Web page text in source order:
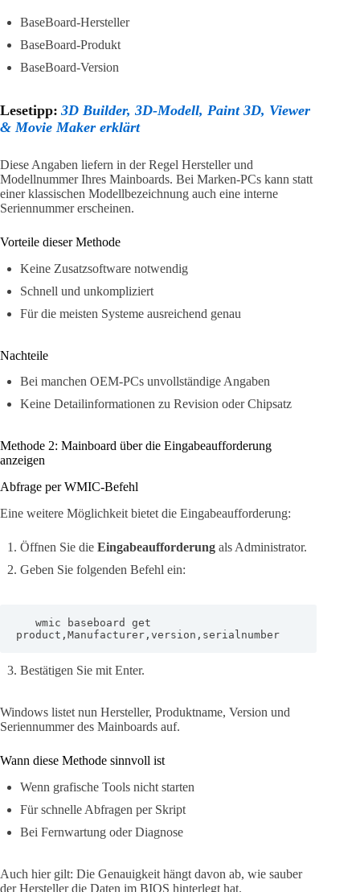
BaseBoard-Hersteller
BaseBoard-Produkt
BaseBoard-Version
Lesetipp: 3D Builder, 3D-Modell, Paint 3D, Viewer
& Movie Maker erklärt
Diese Angaben liefern in der Regel Hersteller und
Modellnummer Ihres Mainboards. Bei Marken-PCs kann statt
einer klassischen Modellbezeichnung auch eine interne
Seriennummer erscheinen.
Vorteile dieser Methode
Keine Zusatzsoftware notwendig
Schnell und unkompliziert
Für die meisten Systeme ausreichend genau
Nachteile
Bei manchen OEM-PCs unvollständige Angaben
Keine Detailinformationen zu Revision oder Chipsatz
Methode 2: Mainboard über die Eingabeaufforderung
anzeigen
Abfrage per WMIC-Befehl
Eine weitere Möglichkeit bietet die Eingabeaufforderung:
Öffnen Sie die Eingabeaufforderung als Administrator.
Geben Sie folgenden Befehl ein:
product,Manufacturer,version,serialnumber
Bestätigen Sie mit Enter.
Windows listet nun Hersteller, Produktname, Version und
Seriennummer des Mainboards auf.
Wann diese Methode sinnvoll ist
Wenn grafische Tools nicht starten
Für schnelle Abfragen per Skript
Bei Fernwartung oder Diagnose
Auch hier gilt: Die Genauigkeit hängt davon ab, wie sauber
der Hersteller die Daten im BIOS hinterlegt hat.